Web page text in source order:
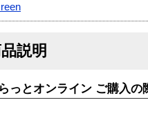
説明
っとオンライン ご購入の